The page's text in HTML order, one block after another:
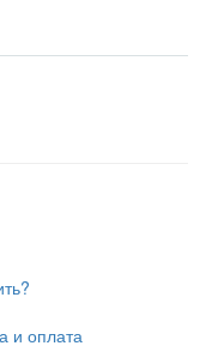
и оплата